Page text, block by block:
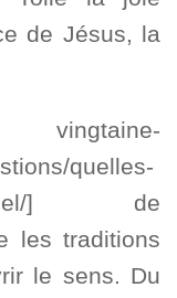
de Jésus, la
quelles-
noel/] de
les traditions
le sens. Du